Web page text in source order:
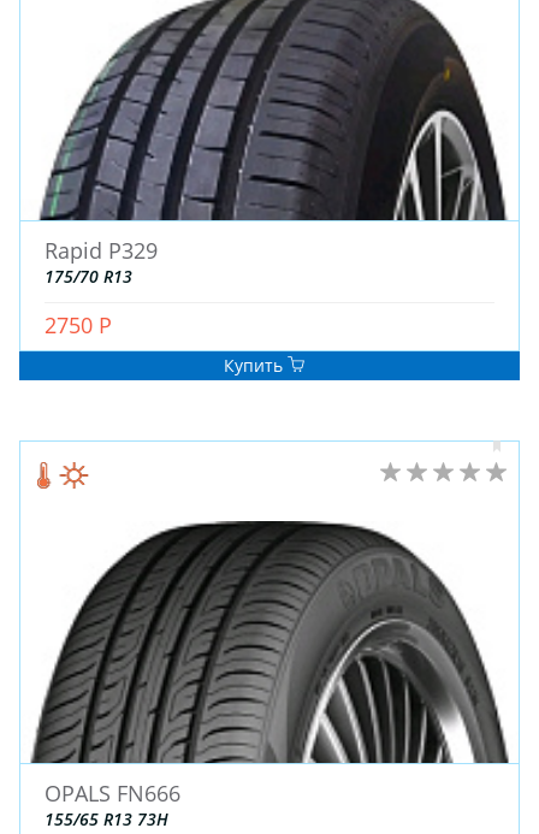
Rapid P329
175/70 R13
2750 Р
Купить
OPALS FN666
155/65 R13 73H